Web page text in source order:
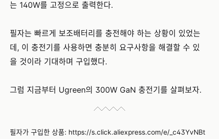
는 140W를 고정으로 출력한다.
필자는 빠르게 보조배터리를 충전해야 하는 상황이 있었는
데, 이 충전기를 사용하면 충분히 요구사항을 해결할 수 있
을 것이라 기대하며 구입했다.
그럼 지금부터 Ugreen의 300W GaN 충전기를 살펴보자.
필자가 구입한 상품: https://s.click.aliexpress.com/e/_c43YvNBt